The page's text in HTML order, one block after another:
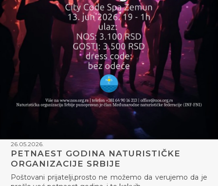
26.05.2026.
PETNAEST GODINA NATURISTIČKE
ORGANIZACIJE SRBIJE
Poštovani prijatelji,prosto ne možemo da verujemo da je